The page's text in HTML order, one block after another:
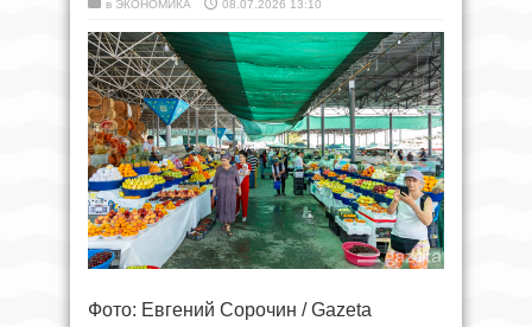
в ЭКОНОМИКА 08.07.2026 13:10
Фото: Евгений Сорочин / Gazeta